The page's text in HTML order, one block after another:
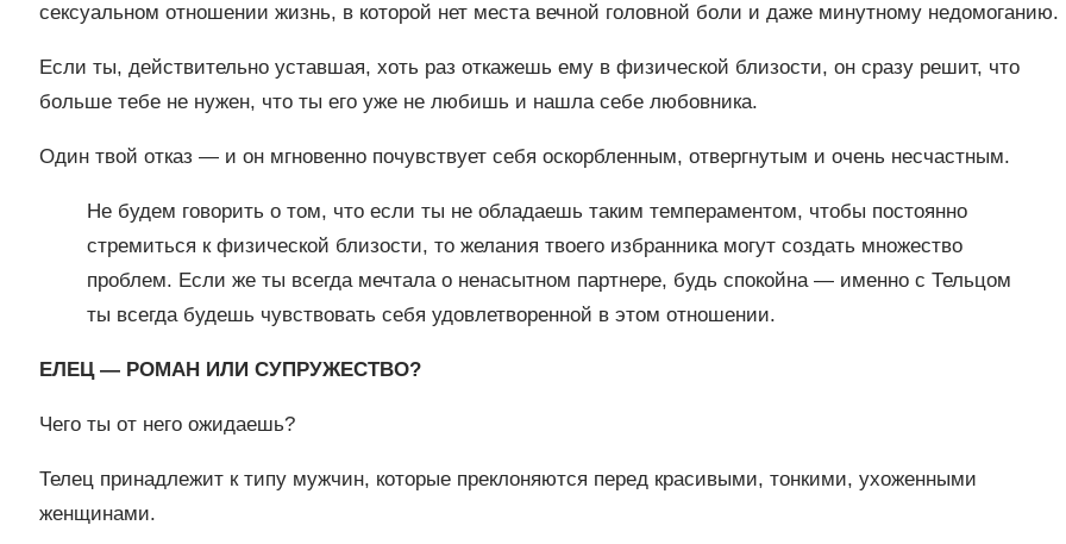
сексуальном отношении жизнь, в которой нет места вечной головной боли и даже минутному недомоганию.
Если ты, действительно уставшая, хоть раз откажешь ему в физической близости, он сразу решит, что
больше тебе не нужен, что ты его уже не любишь и нашла себе любовника.
Один твой отказ — и он мгновенно почувствует себя оскорбленным, отвергнутым и очень несчастным.
Не будем говорить о том, что если ты не обладаешь таким темпераментом, чтобы постоянно
стремиться к физической близости, то желания твоего избранника могут создать множество
проблем. Если же ты всегда мечтала о ненасытном партнере, будь спокойна — именно с Тельцом
ты всегда будешь чувствовать себя удовлетворенной в этом отношении.
ЕЛЕЦ — РОМАН ИЛИ СУПРУЖЕСТВО?
Чего ты от него ожидаешь?
Телец принадлежит к типу мужчин, которые преклоняются перед красивыми, тонкими, ухоженными
женщинами.